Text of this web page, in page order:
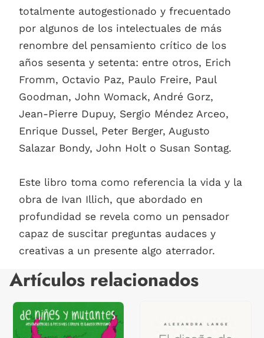
totalmente autogestionado y frecuentado
por algunos de los intelectuales de más
renombre del pensamiento crítico de los
años sesenta y setenta: entre otros, Erich
Fromm, Octavio Paz, Paulo Freire, Paul
Goodman, John Womack, André Gorz,
Jean-Pierre Dupuy, Sergio Méndez Arceo,
Enrique Dussel, Peter Berger, Augusto
Salazar Bondy, John Holt o Susan Sontag.
Este libro toma como referencia la vida y la
obra de Ivan Illich, que abordado en
profundidad se revela como un pensador
capaz de suscitar preguntas audaces y
creativas a un presente algo aterrador.
Artículos relacionados